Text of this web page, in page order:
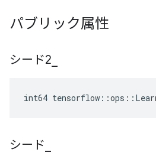
パブリック属性
シード2
int64
シード